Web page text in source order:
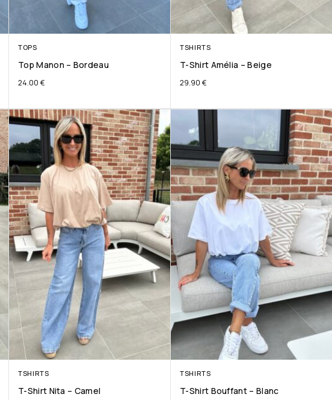
TOPS
Top Manon – Bordeau
24.00 €
TSHIRTS
T-Shirt Amélia – Beige
29.90 €
TSHIRTS
T-Shirt Nita – Camel
TSHIRTS
T-Shirt Bouffant – Blanc